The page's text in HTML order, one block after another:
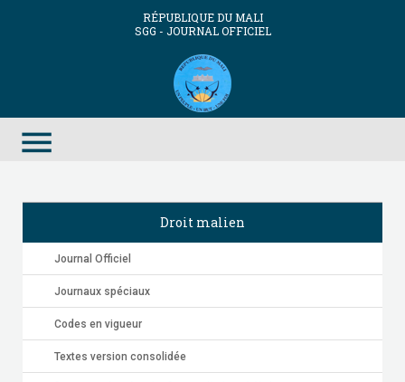
RÉPUBLIQUE DU MALI
SGG - JOURNAL OFFICIEL
menu
Droit malien
Journal Officiel
Journaux spéciaux
Codes en vigueur
Textes version consolidée